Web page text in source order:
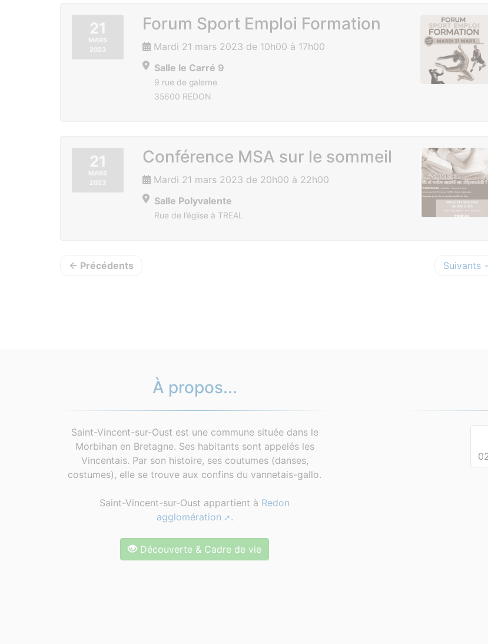
21
MARS
2023
Forum Sport Emploi Formation
Mardi 21 mars 2023 de 10h00 à 17h00
Salle le Carré 9
9 rue de galerne
35600 REDON
21
MARS
2023
Conférence MSA sur le sommeil
Mardi 21 mars 2023 de 20h00 à 22h00
Salle Polyvalente
Rue de l’église à TREAL
← Précédents Suivants
À propos...
Saint-Vincent-sur-Oust est une commune située dans le
Morbihan en Bretagne. Ses habitants sont appelés les
Vincentais. Par son histoire, ses coutumes (danses,
costumes), elle se trouve aux confins du vannetais-gallo.
Saint-Vincent-sur-Oust appartient à Redon
agglomération
.
Découverte & Cadre de vie